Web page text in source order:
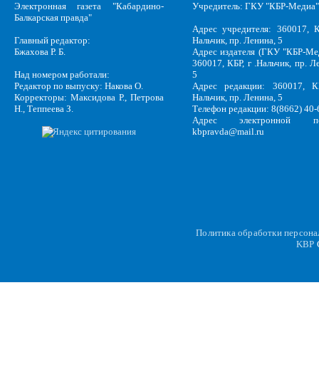
Электронная газета "Кабардино-
Балкарская правда"
Главный редактор:
Бжахова Р. Б.
Над номером работали:
Редактор по выпуску: Накова О.
Корректоры: Максидова Р., Петрова
Н., Теппеева З.
Учредитель: ГКУ "КБР-Медиа"
Адрес учредителя: 360017,
Нальчик, пр. Ленина, 5
Адрес издателя (ГКУ "КБР-
360017, КБР, г .Нальчик, пр.
5
Адрес редакции: 360017,
Нальчик, пр. Ленина, 5
Телефон редакции: 8(8662)
Адрес электронной
kbpravda@mail.ru
Политика обработки
KBP